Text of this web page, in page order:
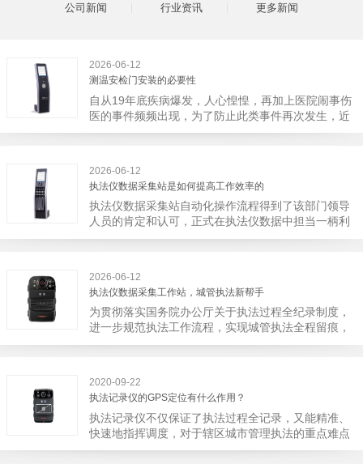
公司新闻 行业资讯 更多新闻
2026-06-12
测温安检门安装的必要性
自从19年底疾病爆发，人心惶惶，再加上医院闹事伤
医的事件频频出现，为了防止此类事件再次发生，近
日，广西南宁市卫建委发出通知，要求当地市属各三
大体只有两个，其一，安装安检门是否会激化矛盾。
其二，安装安检门可以防范于未然。1月6号当天，南
宁市第二医院刚试行安检的首日，检查出10多把各类
刀具和一把管制类刀具。近来伤医事件屡屡发生，安
装安检门可以缓解医生安全感不足的问题，同时安检
2026-06-12
执法仪数据采集站是如何提高工作效率的
执法仪数据采集站自动化操作流程得到了该部门领导
人员的肯定和认可，正式在执法仪数据中担当一柄利
剑。 执法仪数据采集站对于执法仪数据资料的管理
备能自动读取目标对象，并同步到采集站中，此外设
备具有断点续传的功能，如果碰到网络故障，可以从
已经上传或下载的部分开始继续上传下载未完成的部
分，而没有必要从头开始上传下载，能节省时间，提
高速度。再者待数据传输完毕之后，执法仪数据采集
下次直接使用，提高执法仪数据效率。执法仪数据采
集站还具有强大的数据存储管理系统，后台统计不同
上传时段、不同重要级别的数据，将统计结果以图表
或者报表的形式呈现；设备设置有用户操作权限管
理，自动将用户警员编号与执法仪编号绑定，保障数
据的合法性，同时系统可设置每个警员的权限，明确
2026-06-12
执法仪数据采集工作站，城管执法新帮手
为贯彻落实国务院办公厅关于执法过程全纪录制度，
进一步规范执法工作流程，实现城管执法全程留痕，
深入推进执法队伍规范化建设，给城管执法工作添加
止了双方矛盾的发生。现在有了执法仪数据采集工作
站，执法队员的担忧便得到有效的解决。每个采集工
作站可支持多台执法记录仪设备同时上传数据，队员
当天使用当天上传，通过数据线接入到采集工作站，
它会自动读取所有的视频、音频、图片、日志等信
2020-09-22
执法记录仪的GPS定位有什么作用？
执法记录仪不仅保证了执法过程全记录，又能精准、
快速地指挥调度，对于辖区城市管理执法的重点难点
也能一目了然，在城市管理工作信息化中发挥着重要